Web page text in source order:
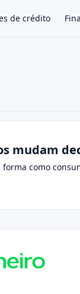
de crédito
mudam
como